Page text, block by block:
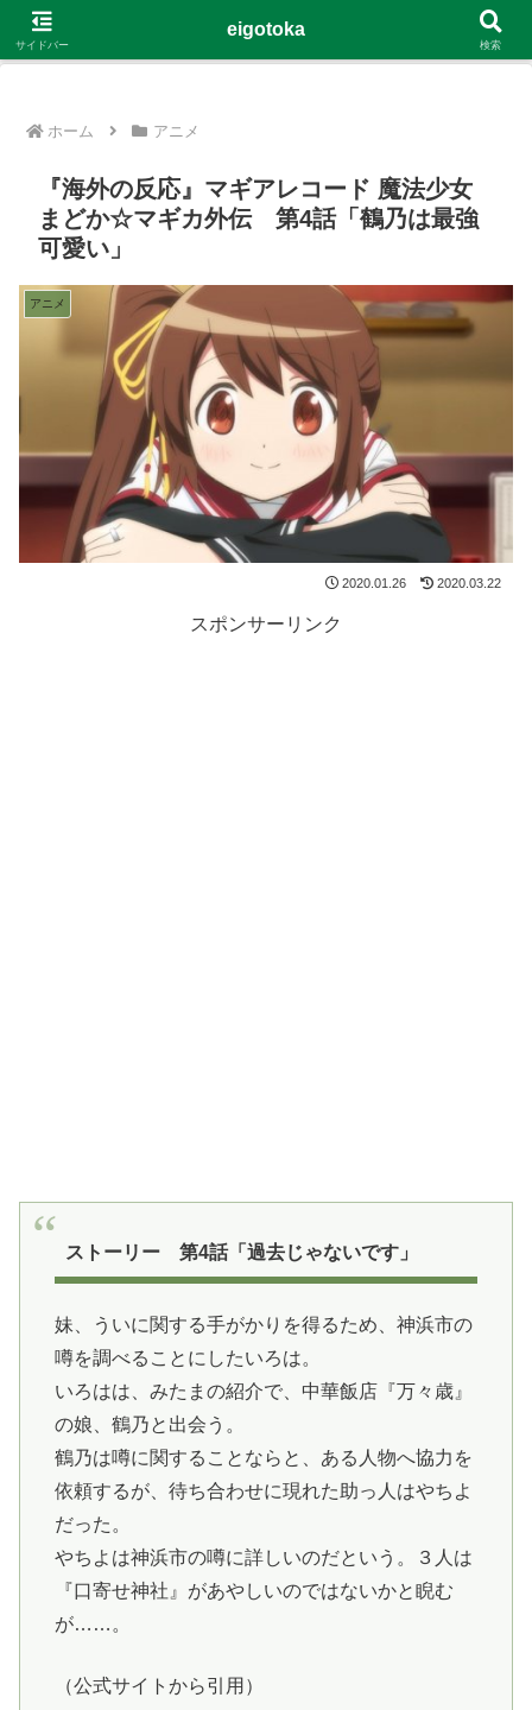
G-4Y8348WE8B
ホーム アニメ
『海外の反応』マギアレコード 魔法少女
まどか☆マギカ外伝 第4話「鶴乃は最強
可愛い」
アニメ
2020.01.26 2020.03.22
スポンサーリンク
ストーリー 第4話「過去じゃないです」
妹、ういに関する手がかりを得るため、神浜市の
噂を調べることにしたいろは。
いろはは、みたまの紹介で、中華飯店『万々歳』
の娘、鶴乃と出会う。
鶴乃は噂に関することならと、ある人物へ協力を
依頼するが、待ち合わせに現れた助っ人はやちよ
だった。
やちよは神浜市の噂に詳しいのだという。３人は
『口寄せ神社』があやしいのではないかと睨む
が……。
（公式サイトから引用）
サイドバー
eigotoka
検索